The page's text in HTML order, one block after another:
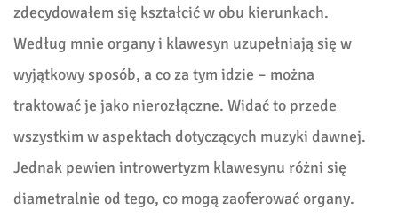
zdecydowałem się kształcić w obu kierunkach.
Według mnie organy i klawesyn uzupełniają się w
wyjątkowy sposób, a co za tym idzie – można
traktować je jako nierozłączne. Widać to przede
wszystkim w aspektach dotyczących muzyki dawnej.
Jednak pewien introwertyzm klawesynu różni się
diametralnie od tego, co mogą zaoferować organy.